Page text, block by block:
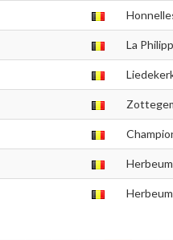
La